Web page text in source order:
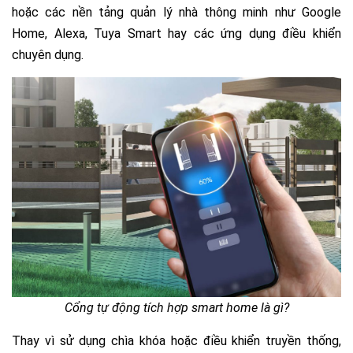
hoặc các nền tảng quản lý nhà thông minh như Google
Home, Alexa, Tuya Smart hay các ứng dụng điều khiển
chuyên dụng.
Cổng tự động tích hợp smart home là gì?
Thay vì sử dụng chìa khóa hoặc điều khiển truyền thống,